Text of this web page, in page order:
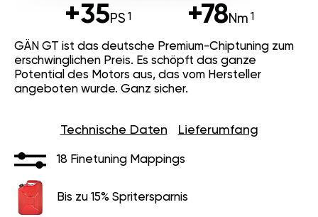
+35PS +78Nm
GÄN GT ist das deutsche Premium-Chiptuning zum
erschwinglichen Preis. Es schöpft das ganze
Potential des Motors aus, das vom Hersteller
angeboten wurde. Ganz sicher.
Technische Daten Lieferumfang
18 Finetuning Mappings
Bis zu 15% Spritersparnis